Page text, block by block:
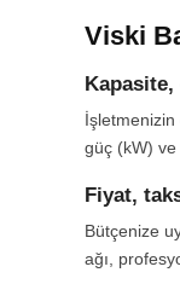
Kapı
montaj
satın
Cafe
Viski
İşletmenizin
güç (kW)
Fiyat,
Bütçenize
ağı,